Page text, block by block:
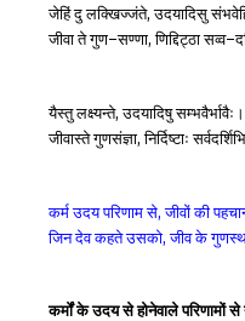
जेहिंदुलक्खिज्जंते,उदयादिसु
जीवातेगुण–सण्णा,णिद्दिट्ठासव्व–
यैस्तुलक्ष्यन्ते,उदयादिषुसम्भवैर्भावैः।
जीवास्तेगुणसंज्ञा,निर्दिष्टाः
कर्मउदयपरिणामसे,जीवोंकी
जिनदेवकहतेउसको,जीवके
कर्मों के उदय से होनेवाले परिणामों